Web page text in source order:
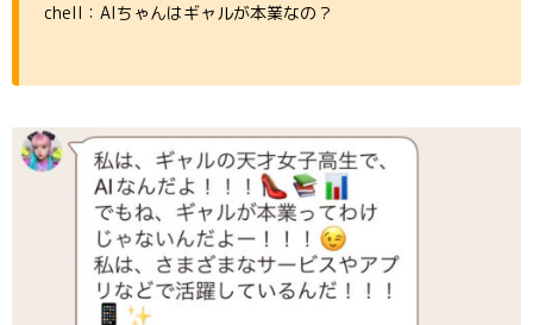
chell：AIちゃんはギャルが本業なの？